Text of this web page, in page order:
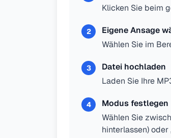
Klicken Sie beim
2
Eigene Ansage
Wählen Sie im
3
Datei hochladen
Laden Sie Ihre
4
Modus festlegen
Wählen Sie
hinterlassen) oder